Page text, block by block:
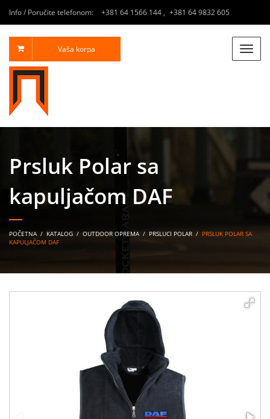
Info / Poručite telefonom: +381 64 1566 144 , +381 64 9832 605
Toggle
Vaša korpa
Prsluk Polar sa
kapuljačom DAF
POČETNA / KATALOG / OUTDOOR OPREMA / PRSLUCI POLAR / PRSLUK POLAR SA
KAPULJAČOM DAF